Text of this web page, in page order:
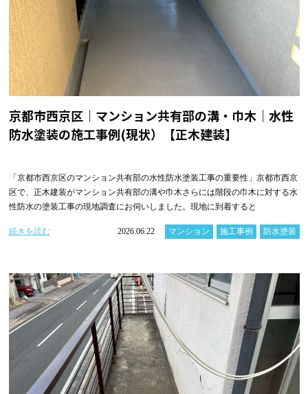
京都市西京区｜マンション共有部の溝・巾木｜水性
防水塗装の施工事例(現状）【正木建装】
「京都市西京区のマンション共有部の水性防水塗装工事の重要性」京都市西京
区で、正木建装がマンション共有部の溝や巾木さらには階段の巾木に対する水
性防水の塗装工事の現地調査にお伺いしました。現地に到着すると
続きを読む 2026.06.22 マンション 施工事例 防水塗装